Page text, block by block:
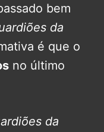
bem
da
é que o
no último
da